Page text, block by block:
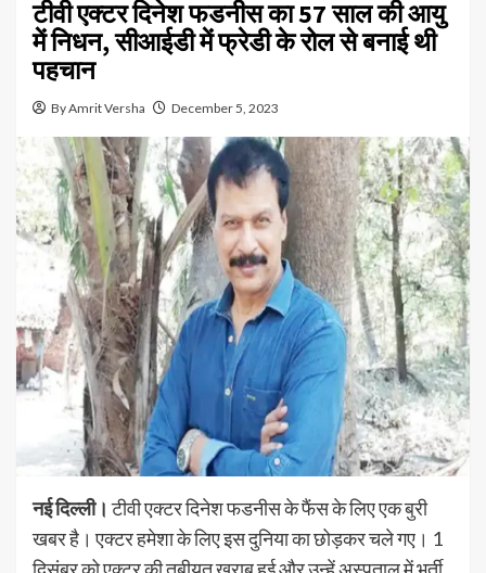
टीवी एक्टर दिनेश फडनीस का 57 साल की आयु
में निधन, सीआईडी में फ्रेडी के रोल से बनाई थी
पहचान
By Amrit Versha December 5, 2023
नई दिल्ली। टीवी एक्टर दिनेश फडनीस के फैंस के लिए एक बुरी
खबर है। एक्टर हमेशा के लिए इस दुनिया का छोड़कर चले गए। 1